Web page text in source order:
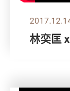
林奕匡